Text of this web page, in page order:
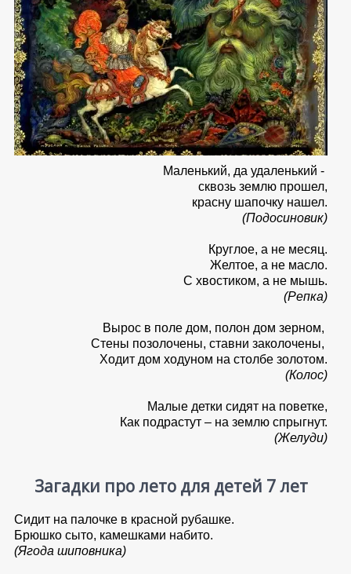
Маленький, да удаленький -
сквозь землю прошел,
красну шапочку нашел.
(Подосиновик)
Круглое, а не месяц.
Желтое, а не масло.
С хвостиком, а не мышь.
(Репка)
Вырос в поле дом, полон дом зерном,
Стены позолочены, ставни заколочены,
Ходит дом ходуном на столбе золотом.
(Колос)
Малые детки сидят на поветке,
Как подрастут – на землю спрыгнут.
(Желуди)
Загадки про лето для детей 7 лет
Сидит на палочке в красной рубашке.
Брюшко сыто, камешками набито.
(Ягода шиповника)